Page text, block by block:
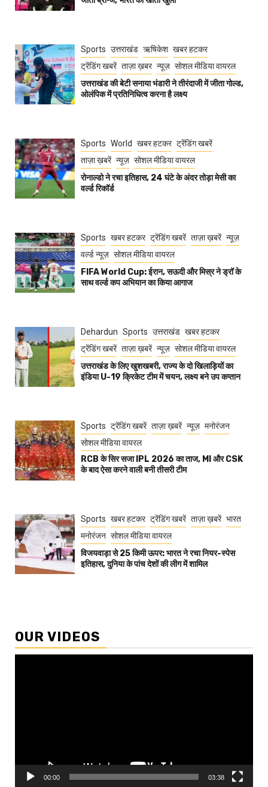
Sports उत्तराखंड ऋषिकेश खबर हटकर
ट्रेंडिंग खबरें ताज़ा ख़बर न्यूज़ सोशल मीडिया वायरल
उत्तराखंड की बेटी सनाया भंडारी ने तीरंदाजी में जीता गोल्ड,
ओलंपिक में प्रतिनिधित्व करना है लक्ष्य
Sports World खबर हटकर ट्रेंडिंग खबरें
ताज़ा ख़बरें न्यूज़ सोशल मीडिया वायरल
रोनाल्डो ने रचा इतिहास, 24 घंटे के अंदर तोड़ा मेसी का
वर्ल्ड रिकॉर्ड
Sports खबर हटकर ट्रेंडिंग खबरें ताज़ा ख़बरें न्यूज़
वर्ल्ड न्यूज़ सोशल मीडिया वायरल
FIFA World Cup: ईरान, सऊदी और मिस्र ने ड्रॉ के
साथ वर्ल्ड कप अभियान का किया आगाज
Dehardun Sports उत्तराखंड खबर हटकर
ट्रेंडिंग खबरें ताज़ा ख़बरें न्यूज़ सोशल मीडिया वायरल
उत्तराखंड के लिए खुशखबरी, राज्य के दो खिलाड़ियों का
इंडिया U-19 क्रिकेट टीम में चयन, लक्ष्य बने उप कप्तान
Sports ट्रेंडिंग खबरें ताज़ा ख़बरें न्यूज़ मनोरंजन
सोशल मीडिया वायरल
RCB के सिर सजा IPL 2026 का ताज, MI और CSK
के बाद ऐसा करने वाली बनी तीसरी टीम
Sports खबर हटकर ट्रेंडिंग खबरें ताज़ा ख़बरें भारत
मनोरंजन सोशल मीडिया वायरल
विजयवाड़ा से 25 किमी ऊपर: भारत ने रचा नियर-स्पेस
इतिहास, दुनिया के पांच देशों की लीग में शामिल
OUR VIDEOS
00:00 03:38